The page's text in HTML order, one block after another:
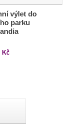
výlet do
parku
Kč